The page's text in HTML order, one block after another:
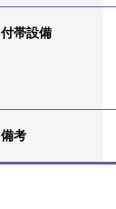
付帯設備
備考